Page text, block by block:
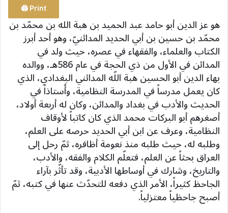
ن
ي
ا
Print 🖨
هو عز الدين أبو حامد عبد الحميد بن هبة الله بن محمّد بن
محمّد بن حسين بن أبي الحديد المدائنيّ، وهو أحد أبرز
الكتاب والعلماء، والفقهاء في عصره، حيث ولد في
المدائن في الأول من ذي الحجة في عام 586هـ، ووالده
بهاء الدين أبو الحسين هبة اللّه المدائني البغدادي، الذي
كان يعمل مدرساً في المدرسة النظامية، وأُستاذاً في
الحديث والأدب في بغداد والمدائن، وكان له أربعة أولاد،
أصغرهم أبو البركات محمد الذي كان كاتباً لأوقاف
النظامية، وعرف عن ابن أبي الحديد حرصه على العلم،
وطلبه له، حيث طلبه منذ نعومة أظافره، ثمّ رحل إلى
العراق بحثاً عن العلم، فتعلّم الكلام والفقه، والأدب،
والتاريخ، وشارك في أوساطها الأدبية، وقد تأثّر بآراء
الجاحظ كثيراً، الأمر الذي دفعه للتحدّث عنها في كتبه، ثمّ
أصبح جاحظياً معتزلياً.